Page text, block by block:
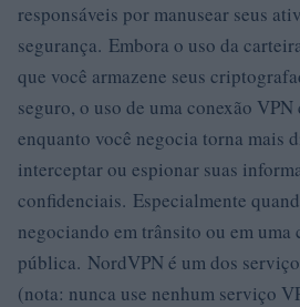
responsáveis ​​por manusear seus
segurança. Embora o uso da
que você armazene seus
seguro, o uso de uma conexão
enquanto você negocia torna mais
interceptar ou espionar suas
confidenciais. Especialmente
negociando em trânsito ou em uma
pública. NordVPN é um dos
(nota: nunca use nenhum serviço